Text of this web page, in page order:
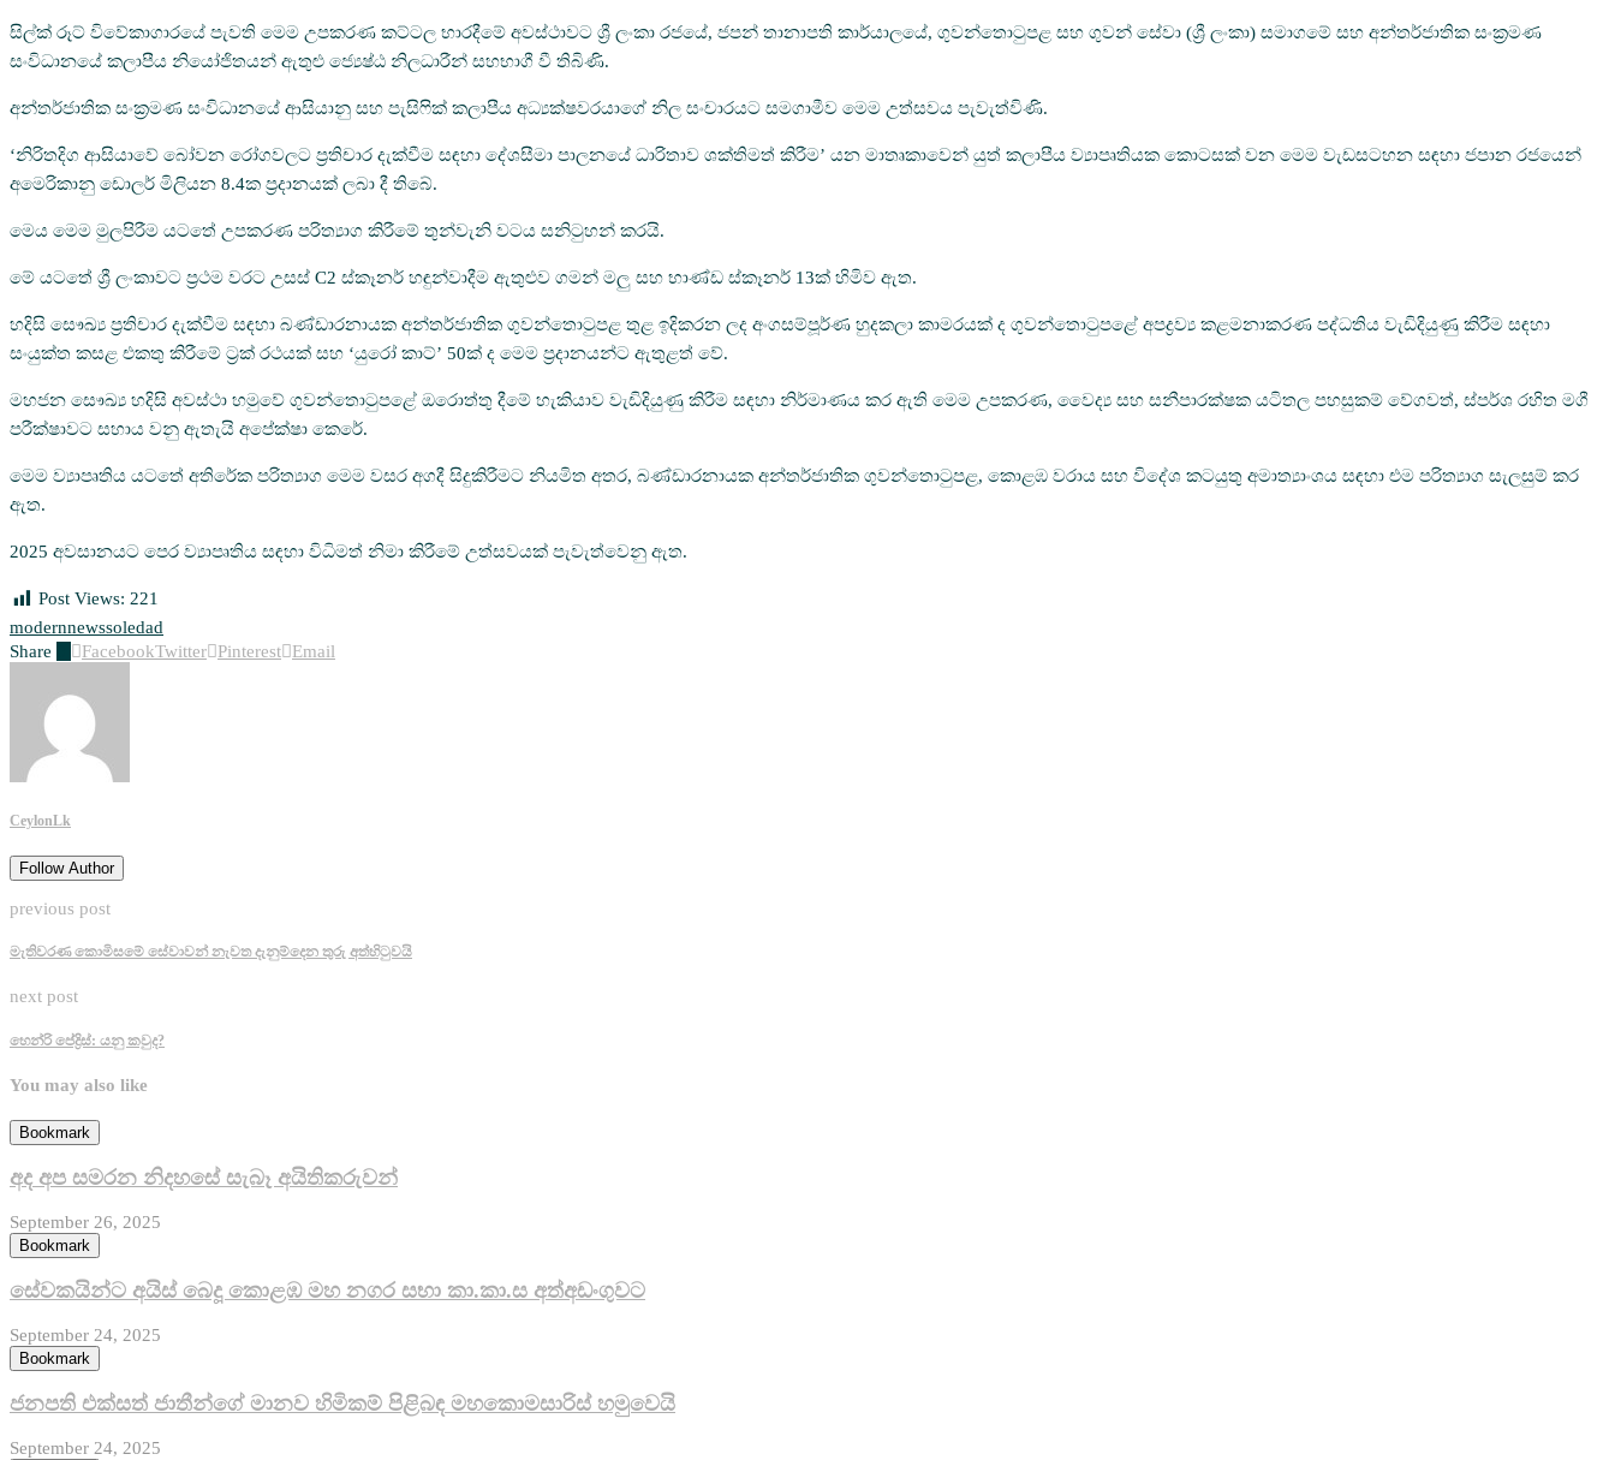
සිල්ක් රූට් විවේකාගාරයේ පැවති මෙම උපකරණ කට්ටල භාරදීමේ අවස්ථාවට ශ්‍රී ලංකා රජයේ, ජපන් තානාපති කාර්යාලයේ, ගුවන්තොටුපළ සහ ගුවන් සේවා (ශ්‍රී ලංකා) සමාගමේ සහ අන්තර්ජාතික සංක්‍රමණ
සංවිධානයේ කලාපීය නියෝජිතයන් ඇතුළු ජ්‍යෙෂ්ඨ නිලධාරීන් සහභාගී වී තිබිණි.
අන්තර්ජාතික සංක්‍රමණ සංවිධානයේ ආසියානු සහ පැසිෆික් කලාපීය අධ්‍යක්ෂවරයාගේ නිල සංචාරයට සමගාමීව මෙම උත්සවය පැවැත්විණි.
‘නිරිතදිග ආසියාවේ බෝවන රෝගවලට ප්‍රතිචාර දැක්වීම සඳහා දේශසීමා පාලනයේ ධාරිතාව ශක්තිමත් කිරීම’ යන මාතෘකාවෙන් යුත් කලාපීය ව්‍යාපෘතියක කොටසක් වන මෙම වැඩසටහන සඳහා ජපාන රජයෙන්
අමෙරිකානු ඩොලර් මිලියන 8.4ක ප්‍රදානයක් ලබා දී තිබේ.
මෙය මෙම මුලපිරීම යටතේ උපකරණ පරිත්‍යාග කිරීමේ තුන්වැනි වටය සනිටුහන් කරයි.
මේ යටතේ ශ්‍රී ලංකාවට ප්‍රථම වරට උසස් C2 ස්කෑනර් හඳුන්වාදීම ඇතුළුව ගමන් මලු සහ භාණ්ඩ ස්කෑනර් 13ක් හිමිව ඇත.
හදිසි සෞඛ්‍ය ප්‍රතිචාර දැක්වීම සඳහා බණ්ඩාරනායක අන්තර්ජාතික ගුවන්තොටුපළ තුළ ඉදිකරන ලද අංගසම්පූර්ණ හුදකලා කාමරයක් ද ගුවන්තොටුපළේ අපද්‍රව්‍ය කළමනාකරණ පද්ධතිය වැඩිදියුණු කිරීම සඳහා
සංයුක්ත කසළ එකතු කිරීමේ ට්‍රක් රථයක් සහ ‘යුරෝ කාට්’ 50ක් ද මෙම ප්‍රදානයන්ට ඇතුළත් වේ.
මහජන සෞඛ්‍ය හදිසි අවස්ථා හමුවේ ගුවන්තොටුපළේ ඔරොත්තු දීමේ හැකියාව වැඩිදියුණු කිරීම සඳහා නිර්මාණය කර ඇති මෙම උපකරණ, වෛද්‍ය සහ සනීපාරක්ෂක යටිතල පහසුකම් වේගවත්, ස්පර්ශ රහිත මගී
පරීක්ෂාවට සහාය වනු ඇතැයි අපේක්ෂා කෙරේ.
මෙම ව්‍යාපෘතිය යටතේ අතිරේක පරිත්‍යාග මෙම වසර අගදී සිදුකිරීමට නියමිත අතර, බණ්ඩාරනායක අන්තර්ජාතික ගුවන්තොටුපළ, කොළඹ වරාය සහ විදේශ කටයුතු අමාත්‍යාංශය සඳහා එම පරිත්‍යාග සැලසුම් කර
ඇත.
2025 අවසානයට පෙර ව්‍යාපෘතිය සඳහා විධිමත් නිමා කිරීමේ උත්සවයක් පැවැත්වෙනු ඇත.
Post Views: 221
modernnewssoledad
Share
FacebookTwitter Pinterest Email
CeylonLk
Follow Author
previous post
මැතිවරණ කොමිසමේ සේවාවන් නැවත දැනුම්දෙන තුරු අත්හිටුවයි
next post
හෙන්රි පේද්‍රිස්: යනු කවුද?
You may also like
Bookmark
අද අප සමරන නිදහසේ සැබෑ අයිතිකරුවන්
September 26, 2025
Bookmark
සේවකයින්ට අයිස් බෙදූ කොළඹ මහ නගර සභා කා.කා.ස අත්අඩංගුවට
September 24, 2025
Bookmark
ජනපති එක්සත් ජාතීන්ගේ මානව හිමිකම් පිළිබඳ මහකොමසාරිස් හමුවෙයි
September 24, 2025